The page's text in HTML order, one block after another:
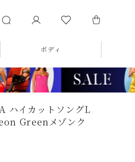
ボディ
ハイカットソングL
Greenメゾンク